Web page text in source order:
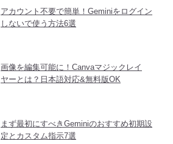
アカウント不要で簡単！Geminiをログイン
しないで使う方法6選
画像を編集可能に！Canvaマジックレイ
ヤーとは？日本語対応&無料版OK
まず最初にすべきGeminiのおすすめ初期設
定とカスタム指示7選